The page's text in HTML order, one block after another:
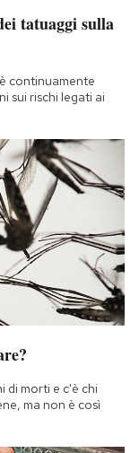
tatuaggi sulla
continuamente
sui rischi legati ai
di morti e c'è chi
ma non è così